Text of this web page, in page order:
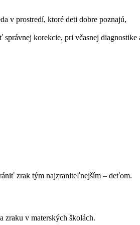
v prostredí, ktoré deti dobre poznajú,
korekcie, pri včasnej
zrak tým najzraniteľnejším – deťom.
zraku v materských školách.